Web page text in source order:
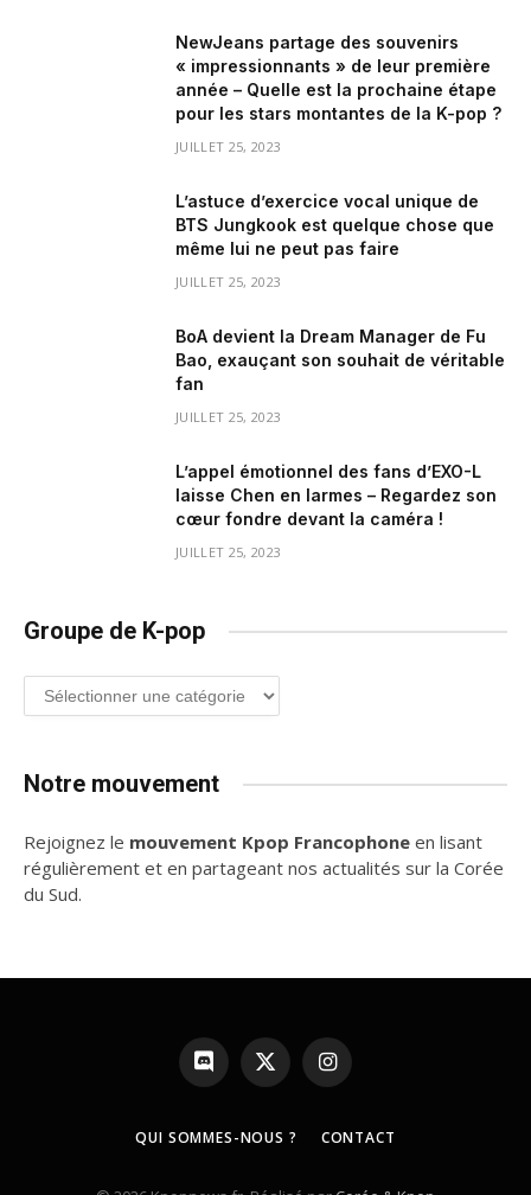
NewJeans partage des souvenirs
« impressionnants » de leur première
année – Quelle est la prochaine étape
pour les stars montantes de la K-pop ?
JUILLET 25, 2023
L’astuce d’exercice vocal unique de
BTS Jungkook est quelque chose que
même lui ne peut pas faire
JUILLET 25, 2023
BoA devient la Dream Manager de Fu
Bao, exauçant son souhait de véritable
fan
JUILLET 25, 2023
L’appel émotionnel des fans d’EXO-L
laisse Chen en larmes – Regardez son
cœur fondre devant la caméra !
JUILLET 25, 2023
Groupe de K-pop
Groupe
de
Notre mouvement
Rejoignez le mouvement Kpop Francophone en lisant
régulièrement et en partageant nos actualités sur la Corée
du Sud.
Discord X
(Twitter)
Instagram
QUI SOMMES-NOUS ? CONTACT